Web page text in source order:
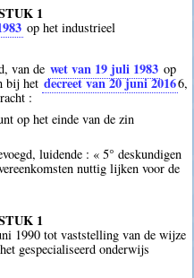
1
op het industrieel
van de wet van 19 juli 1983 op
bij het decreet van 20 juni 20166,
:
op het einde van de zin
luidende : « 5° deskundigen
nuttig lijken voor de
1
1990 tot vaststelling van de wijze
gespecialiseerd onderwijs